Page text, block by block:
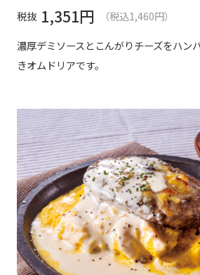
税抜 1,351円
（税込1,460円）
濃厚デミソースとこんがりチーズをハン
きオムドリアです。